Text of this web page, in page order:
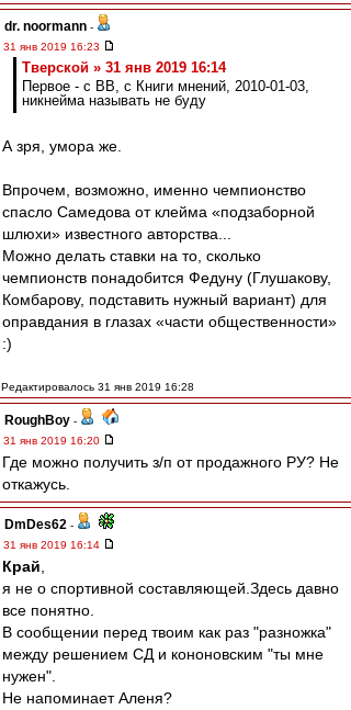
dr. noormann -
31 янв 2019 16:23
Тверской » 31 янв 2019 16:14
Первое - с ВВ, с Книги мнений, 2010-01-03,
никнейма называть не буду
А зря, умора же.
Впрочем, возможно, именно чемпионство
спасло Самедова от клейма «подзаборной
шлюхи» известного авторства...
Можно делать ставки на то, сколько
чемпионств понадобится Федуну (Глушакову,
Комбарову, подставить нужный вариант) для
оправдания в глазах «части общественности»
:)
Редактировалось 31 янв 2019 16:28
RoughBoy -
31 янв 2019 16:20
Где можно получить з/п от продажного РУ? Не
откажусь.
DmDes62 -
31 янв 2019 16:14
Край
я не о спортивной составляющей.Здесь давно
все понятно.
В сообщении перед твоим как раз "разножка"
между решением СД и кононовским "ты мне
нужен".
Не напоминает Аленя?